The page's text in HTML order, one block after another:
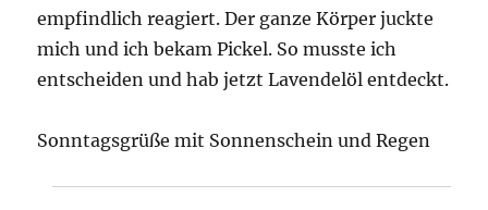
empfindlich reagiert. Der ganze Körper juckte
mich und ich bekam Pickel. So musste ich
entscheiden und hab jetzt Lavendelöl entdeckt.
Sonntagsgrüße mit Sonnenschein und Regen